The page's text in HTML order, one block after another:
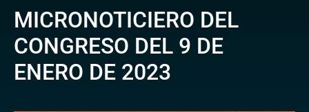
MICRONOTICIERO DEL
CONGRESO DEL 9 DE
ENERO DE 2023